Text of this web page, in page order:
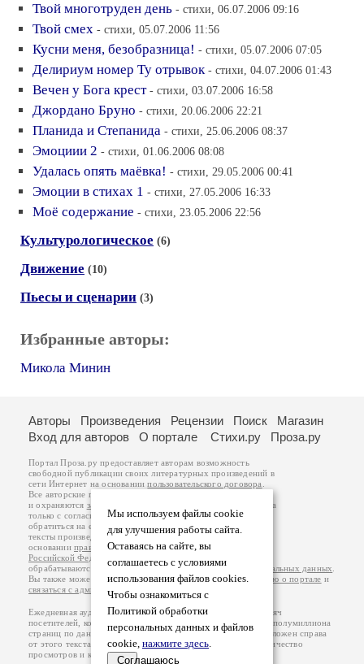
Твой многотруден день - стихи, 06.07.2006 09:16
Твой смех - стихи, 05.07.2006 11:56
Кусни меня, безобразница! - стихи, 05.07.2006 07:05
Делириум номер Ту отрывок - стихи, 04.07.2006 01:43
Вечен у Бога крест - стихи, 03.07.2006 16:58
Джордано Бруно - стихи, 20.06.2006 22:21
Планида и Степанида - стихи, 25.06.2006 08:37
Эмоциии 2 - стихи, 01.06.2006 08:08
Удалась опять маёвка! - стихи, 29.05.2006 00:41
Эмоции в стихах 1 - стихи, 27.05.2006 16:33
Моё содержание - стихи, 23.05.2006 22:56
Культурологическое (6)
Движение (10)
Пьесы и сценарии (3)
Избранные авторы:
Микола Минин
Мы используем файлы cookie
для улучшения работы сайта.
Оставаясь на сайте, вы
соглашаетесь с условиями
использования файлов cookies.
Чтобы ознакомиться с
Политикой обработки
персональных данных и файлов
cookie, нажмите здесь.
Соглашаюсь
Авторы Произведения Рецензии Поиск
Магазин
Вход для авторов
О портале Стихи.ру Проза.ру
Портал Проза.ру предоставляет авторам возможность
свободной публикации своих литературных произведений в
сети Интернет на основаниипользовательского договора
Все авторские права на произведения принадлежат авторам
и охраняются законом
. Перепечатка произведений возможна
только с согласия его автора, к которому вы можете
обратиться на его авторской странице. Ответственность за
тексты произведений авторы несут самостоятельно на
основанииправил публикацииизаконодательства
Российской Федерации
обрабатываются на основанииПолитики обработки персональных данных
Вы также можете посмотреть более подробнуюинформацию о портале и
связаться с администрацией
Ежедневная аудитория портала Проза.ру – порядка 100 тысяч
посетителей, которые в общей сумме просматривают более полумиллиона
страниц по данным счетчика посещаемости, который расположен справа
от этого текста. В каждой графе указано по две цифры: количество
просмотров и количество посетителей.